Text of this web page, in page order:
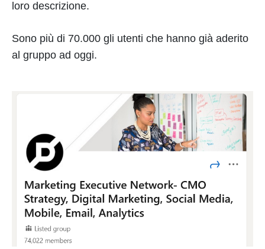
loro descrizione.
Sono più di 70.000 gli utenti che hanno già aderito
al gruppo ad oggi.